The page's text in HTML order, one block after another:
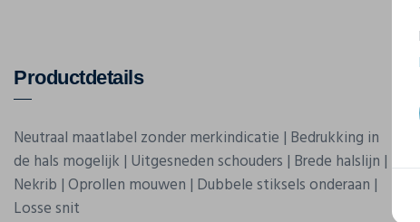
Productdetails
Neutraal maatlabel zonder merkindicatie | Bedrukking in
de hals mogelijk | Uitgesneden schouders | Brede halslijn |
Nekrib | Oprollen mouwen | Dubbele stiksels onderaan |
Losse snit